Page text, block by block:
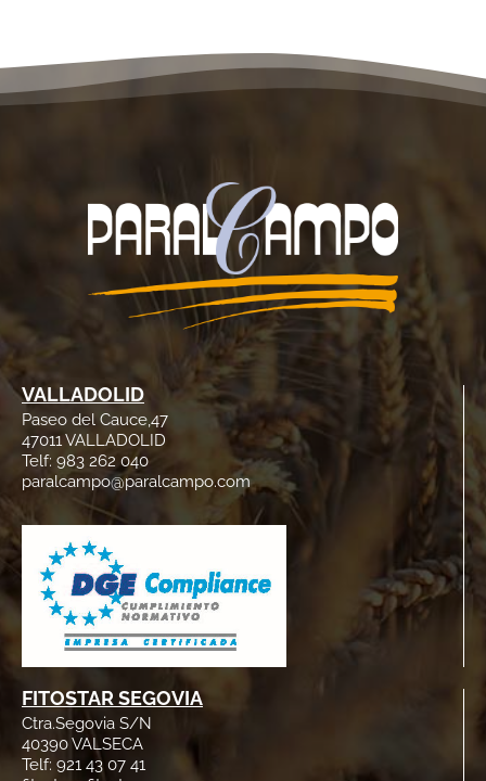
VALLADOLID
Paseo del Cauce,47
47011 VALLADOLID
Telf: 983 262 040
paralcampo@paralcampo.com
FITOSTAR SEGOVIA
Ctra.Segovia S/N
40390 VALSECA
Telf: 921 43 07 41